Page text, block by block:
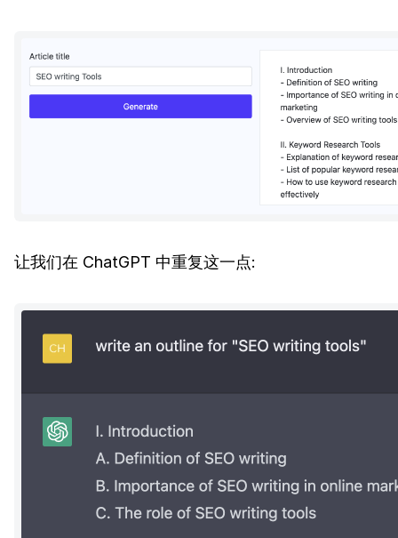
让我们在 ChatGPT 中重复这一点: